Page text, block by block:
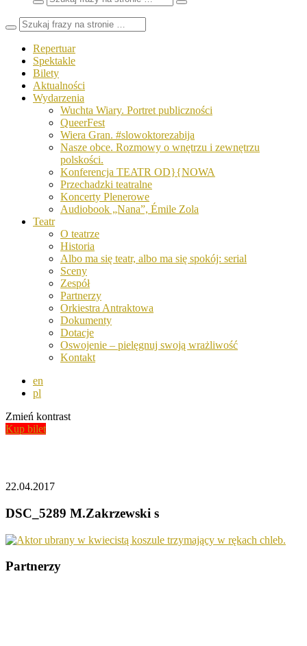
Wyszukaj
frazy
Zamknij
Repertuar
Spektakle
Bilety
Aktualności
Wydarzenia
Wuchta Wiary. Portret publiczności
QueerFest
Wiera Gran. #slowoktorezabija
Nasze obce. Rozmowy o wnętrzu i zewnętrzu
polskości.
Konferencja TEATR OD}{NOWA
Przechadzki teatralne
Koncerty Plenerowe
Audiobook „Nana”, Émile Zola
Teatr
O teatrze
Historia
Albo ma się teatr, albo ma się spokój: serial
Sceny
Zespół
Partnerzy
Orkiestra Antraktowa
Dokumenty
Dotacje
Oswojenie – pielęgnuj swoją wrażliwość
Kontakt
en
pl
Zmień kontrast
Kup bilet
22.04.2017
DSC_5289 M.Zakrzewski s
Partnerzy